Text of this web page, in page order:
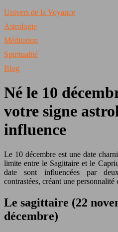
Univers de la Voyance
Astrologie
Méditation
Spiritualité
Blog
Né le 10
votre signe
influence
Le 10 décembre est une date
limite entre le Sagittaire et le
date sont influencées par
contrastées, créant une
Le sagittaire (22
décembre)